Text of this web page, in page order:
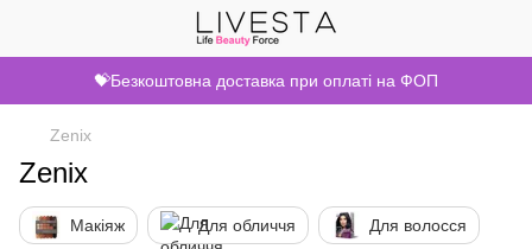
💝Безкоштовна доставка при оплаті на ФОП
Zenix
Zenix
Макіяж Для обличчя Для волосся